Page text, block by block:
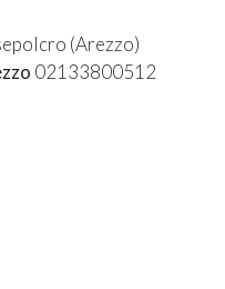
(Arezzo)
02133800512